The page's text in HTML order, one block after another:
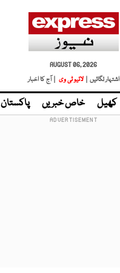
AUGUST 06, 2026
اشتہار لگائیں |
لائیو ٹی وی | آج کا اخبار
کھیل خاص خبریں پاکستان